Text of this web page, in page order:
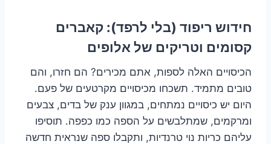
חידוש ריפוד (בלי לרפד): קאברים
קסומים וטריקים של אלופים
הכיסויים האלה לספות, אתם מכירים? הם חזרו, והם
טובים מתמיד. תשכחו מכיסויים מקרטעים של פעם.
היום יש כיסויים נמתחים, במגוון ענק של בדים, צבעים
ומרקמים, שמתלבשים על הספה כמו כפפה. תוסיפו
עליהם כריות נוי טרנדיות, ותקבלו ספה שנראית חדשה